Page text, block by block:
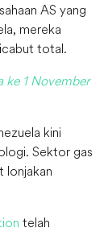
AS yang
mereka
total.
ke 1 November
kini
Sektor gas
lonjakan
telah